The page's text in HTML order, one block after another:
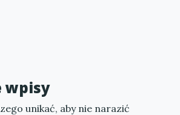
wpisy
unikać, aby nie narazić